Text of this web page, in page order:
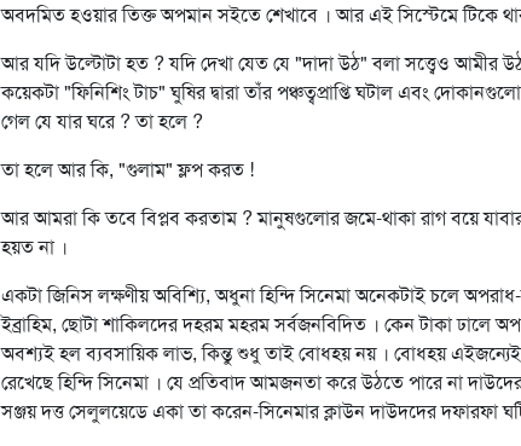
অবদমিত হওয়ার তিক্ত অপমান সইতে শেখাবে । আর এই সিস্টেমে টিকে
আর যদি উল্টোটা হত ? যদি দেখা যেত যে "দাদা উঠ" বলা সত্ত্বেও
কয়েকটা "ফিনিশিং টাচ" ঘুষির দ্বারা তাঁর পঞ্চত্বপ্রাপ্তি ঘটাল এবং
গেল যে যার ঘরে ? তা হলে ?
তা হলে আর কি, "গুলাম" ফ্লপ করত !
আর আমরা কি তবে বিপ্লব করতাম ? মানুষগুলোর জমে-থাকা রাগ বয়ে
হয়ত না ।
একটা জিনিস লক্ষণীয় অবিশ্যি, অধুনা হিন্দি সিনেমা অনেকটাই চলে
ইব্রাহিম, ছোটা শাকিলদের দহরম মহরম সর্বজনবিদিত । কেন টাকা ঢালে
অবশ্যই হল ব্যবসায়িক লাভ, কিন্তু শুধু তাই বোধহয় নয় । বোধহয়
রেখেছে হিন্দি সিনেমা । যে প্রতিবাদ আমজনতা করে উঠতে পারে না
সঞ্জয় দত্ত সেলুলয়েডে একা তা করেন-সিনেমার ক্লাউন দাউদদের দফারফা